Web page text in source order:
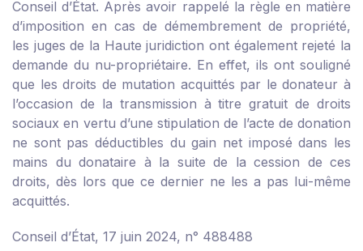
Conseil d’État. Après avoir rappelé la règle en matière
d’imposition en cas de démembrement de propriété,
les juges de la Haute juridiction ont également rejeté la
demande du nu-propriétaire. En effet, ils ont souligné
que les droits de mutation acquittés par le donateur à
l’occasion de la transmission à titre gratuit de droits
sociaux en vertu d’une stipulation de l’acte de donation
ne sont pas déductibles du gain net imposé dans les
mains du donataire à la suite de la cession de ces
droits, dès lors que ce dernier ne les a pas lui-même
acquittés.
Conseil d’État, 17 juin 2024, n° 488488